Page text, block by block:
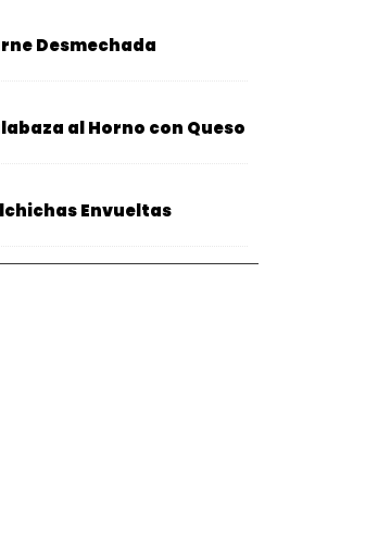
Desmechada
al Horno con Queso
Envueltas